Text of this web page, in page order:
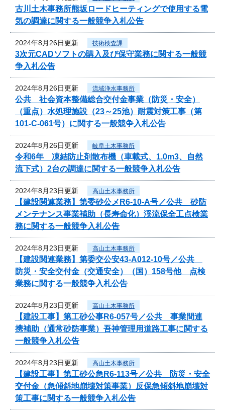
古川土木事務所熊坂ロードヒーティングで使用する電
気の調達に関する一般競争入札公告
2024年8月26日更新 技術検査課
3次元CADソフトの購入及び保守業務に関する一般競
争入札公告
2024年8月26日更新 流域浄水事務所
公共 社会資本整備総合交付金事業（防災・安全）
（重点）水処理施設（23～25池）耐震対策工事（第
101-C-061号）に関する一般競争入札公告
2024年8月26日更新 岐阜土木事務所
令和6年 凍結防止剤散布機（車載式、1.0m3、自然
流下式）2台の調達に関する一般競争入札公告
2024年8月23日更新 高山土木事務所
【建設関連業務】第委砂公メR6-10-A号／公共 砂防
メンテナンス事業補助（長寿命化）渓流保全工点検業
務に関する一般競争入札公告
2024年8月23日更新 高山土木事務所
【建設関連業務】第委交公安43-A012-10号／公共
防災・安全交付金（交通安全）（国）158号他 点検
業務に関する一般競争入札公告
2024年8月23日更新 高山土木事務所
【建設工事】第工砂公事R6-057号／公共 事業間連
携補助（通常砂防事業）吾神管理用道路工事に関する
一般競争入札公告
2024年8月23日更新 高山土木事務所
【建設工事】第工砂公急R6-113号／公共 防災・安全
交付金（急傾斜地崩壊対策事業）反保急傾斜地崩壊対
策工事に関する一般競争入札公告